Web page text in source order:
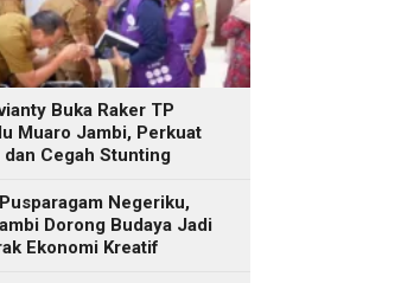
Buka Raker TP
Muaro Jambi, Perkuat
dan Cegah Stunting
Negeriku,
Dorong Budaya Jadi
Ekonomi Kreatif